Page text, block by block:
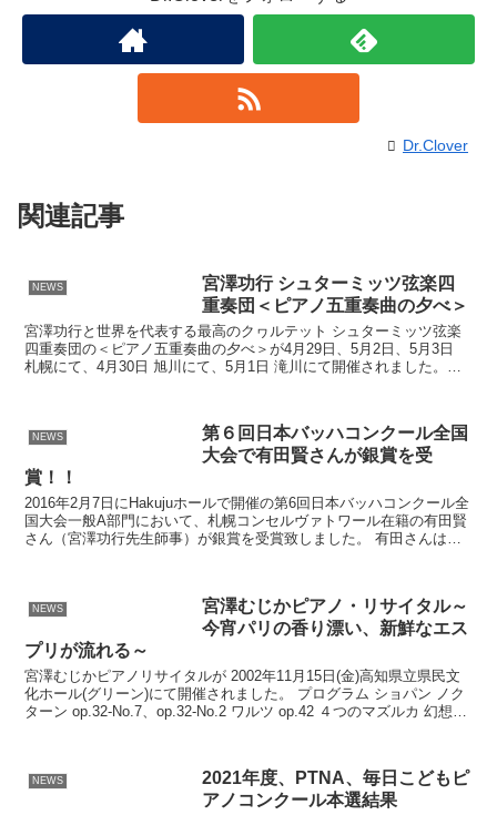
Dr.Clover
関連記事
NEWS
宮澤功行 シュターミッツ弦楽四
重奏団＜ピアノ五重奏曲の夕べ＞
宮澤功行と世界を代表する最高のクヮルテット シュターミッツ弦楽
四重奏団の＜ピアノ五重奏曲の夕べ＞が4月29日、5月2日、5月3日
札幌にて、4月30日 旭川にて、5月1日 滝川にて開催されました。コ
NEWS
第６回日本バッハコンクール全国
大会で有田賢さんが銀賞を受
賞！！
2016年2月7日にHakujuホールで開催の第6回日本バッハコンクール全
国大会一般A部門において、札幌コンセルヴァトワール在籍の有田賢
さん（宮澤功行先生師事）が銀賞を受賞致しました。 有田さんは皮
NEWS
宮澤むじかピアノ・リサイタル～
今宵パリの香り漂い、新鮮なエス
プリが流れる～
宮澤むじかピアノリサイタルが 2002年11月15日(金)高知県立県民文
化ホール(グリーン)にて開催されました。 プログラム ショパン ノク
ターン op.32-No.7、op.32-No.2 ワルツ op.42 ４つのマズルカ 幻想ポ
NEWS
2021年度、PTNA、毎日こどもピ
アノコンクール本選結果